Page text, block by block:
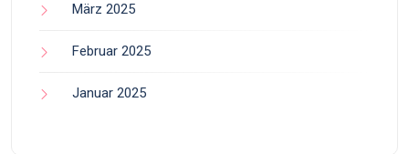
März 2025
Februar 2025
Januar 2025